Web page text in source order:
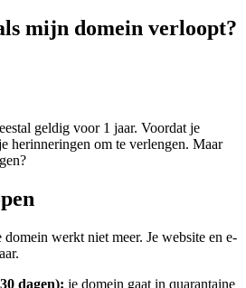
mijn domein verloopt?
geldig voor 1 jaar. Voordat je
herinneringen om te verlengen. Maar
domein werkt niet meer. Je website en e-
dagen): je domein gaat in quarantaine